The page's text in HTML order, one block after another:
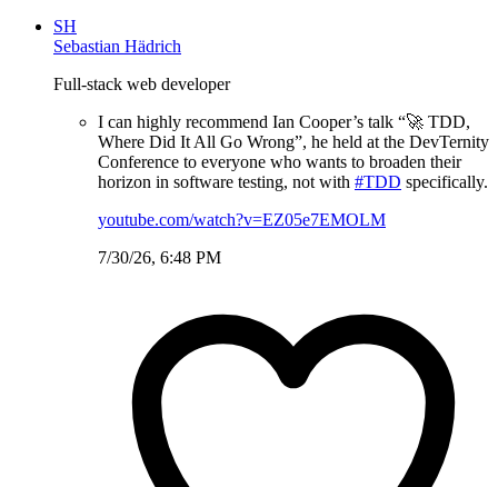
SH
Sebastian Hädrich
Full-stack web developer
I can highly recommend Ian Cooper’s talk “🚀 TDD,
Where Did It All Go Wrong”, he held at the DevTernity
Conference to everyone who wants to broaden their
horizon in software testing, not with #TDD specifically.
youtube.com/watch?v=EZ05e7EMOLM
7/30/26, 6:48 PM